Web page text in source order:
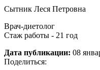
Сытник Леся Петровна
Врач-диетолог
Стаж работы - 21 год
Дата публикации: 08
Поделиться: